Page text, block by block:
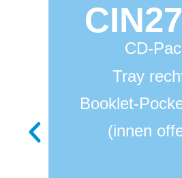
CD-Pac
Tray
Booklet-
(innen